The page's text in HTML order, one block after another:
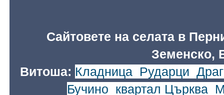
Сайтовете на селата в
Земенско,
Витоша: Кладница, Рударци
Бучино квартал Църква